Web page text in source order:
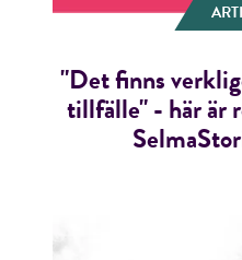
"Det finns
tillfälle" - här är